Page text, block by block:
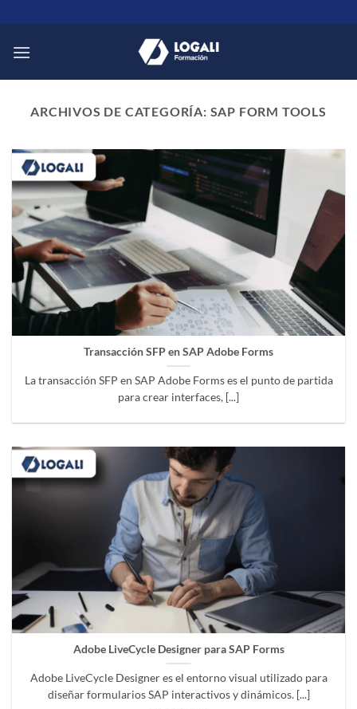
al
contenido
ARCHIVOS DE CATEGORÍA: SAP FORM TOOLS
Transacción SFP en SAP Adobe Forms
La transacción SFP en SAP Adobe Forms es el punto de partida
para crear interfaces, [...]
Adobe LiveCycle Designer para SAP Forms
Adobe LiveCycle Designer es el entorno visual utilizado para
diseñar formularios SAP interactivos y dinámicos. [...]